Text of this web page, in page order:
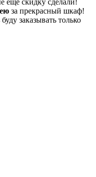
за прекрасный шкаф!
заказывать только